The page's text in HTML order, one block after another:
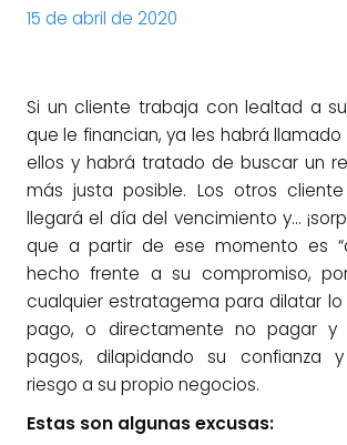
15 de abril de 2020
Si un cliente trabaja con lealtad a
que le financian, ya les habrá
ellos y habrá tratado de buscar un
más justa posible. Los otros
llegará el día del vencimiento y…
que a partir de ese momento es
hecho frente a su compromiso,
cualquier estratagema para dilatar lo
pago, o directamente no pagar y
pagos, dilapidando su confianza
riesgo a su propio negocios.
Estas son algunas excusas: